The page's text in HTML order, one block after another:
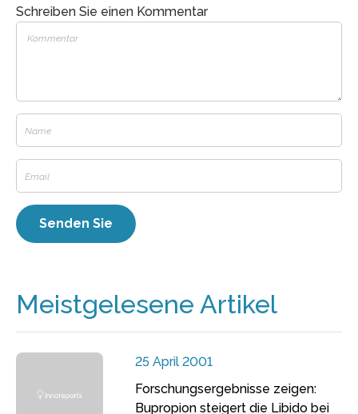
Schreiben Sie einen Kommentar
Meistgelesene Artikel
25 April 2001
Forschungsergebnisse zeigen:
Bupropion steigert die Libido bei